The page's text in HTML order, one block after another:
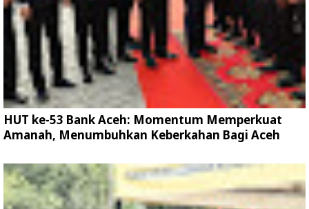
HUT ke-53 Bank Aceh: Momentum Memperkuat
Amanah, Menumbuhkan Keberkahan Bagi Aceh